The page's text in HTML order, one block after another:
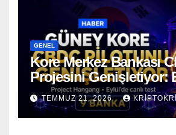
GENEL
Kore Merkez Bankası
Projesini Genişletiyor:
Ayında Gerçek
Başlıyor
TEMMUZ 21, 2026